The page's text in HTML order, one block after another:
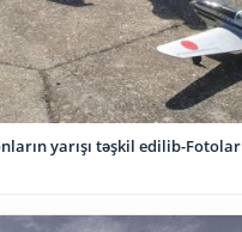
Azərbaycanda dronların yarışı təşkil edilib-Fotolar